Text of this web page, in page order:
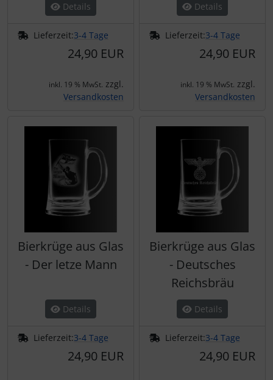
Details
Lieferzeit:3-4 Tage
24,90 EUR
inkl. 19 % MwSt. zzgl.
Versandkosten
Details
Lieferzeit:3-4 Tage
24,90 EUR
inkl. 19 % MwSt. zzgl.
Versandkosten
Bierkrüge aus Glas
- Der letze Mann
Details
Lieferzeit:3-4 Tage
24,90 EUR
Bierkrüge aus Glas
- Deutsches
Reichsbräu
Details
Lieferzeit:3-4 Tage
24,90 EUR